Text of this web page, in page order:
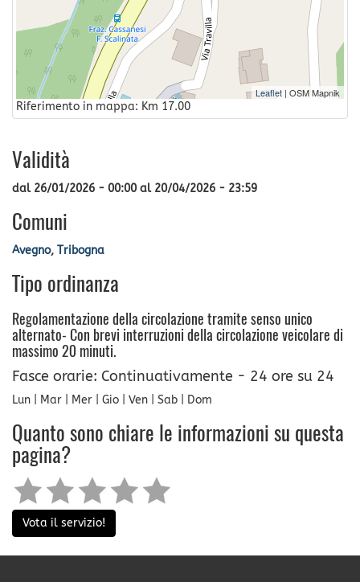
Leaflet | OSM Mapnik
Riferimento in mappa: Km 17.00
Validità
dal 26/01/2026 - 00:00 al 20/04/2026 - 23:59
Comuni
Avegno, Tribogna
Tipo ordinanza
Regolamentazione della circolazione tramite senso unico
alternato- Con brevi interruzioni della circolazione veicolare di
massimo 20 minuti.
Fasce orarie: Continuativamente - 24 ore su 24
Lun | Mar | Mer | Gio | Ven | Sab | Dom
Quanto sono chiare le informazioni su questa
pagina?
Vota il servizio!